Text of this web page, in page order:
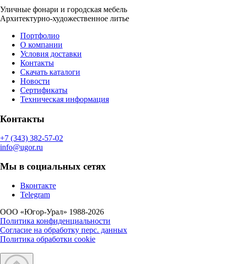
Уличные фонари и городская мебель
Архитектурно-художественное литье
Портфолио
О компании
Условия доставки
Контакты
Скачать каталоги
Новости
Сертификаты
Техническая информация
Контакты
+7 (343) 382-57-02
info@ugor.ru
Мы в социальных сетях
Вконтакте
Telegram
ООО «Югор-Урал» 1988-2026
Политика конфиденциальности
Согласие на обработку перс. данных
Политика обработки cookie